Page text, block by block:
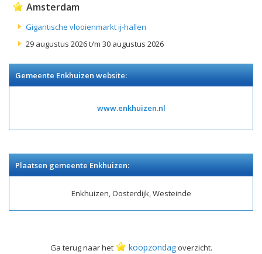
Amsterdam
Gigantische vlooienmarkt ij-hallen
29 augustus 2026 t/m 30 augustus 2026
Gemeente Enkhuizen website:
www.enkhuizen.nl
Plaatsen gemeente Enkhuizen:
Enkhuizen, Oosterdijk, Westeinde
Ga terug naar het koopzondagoverzicht.